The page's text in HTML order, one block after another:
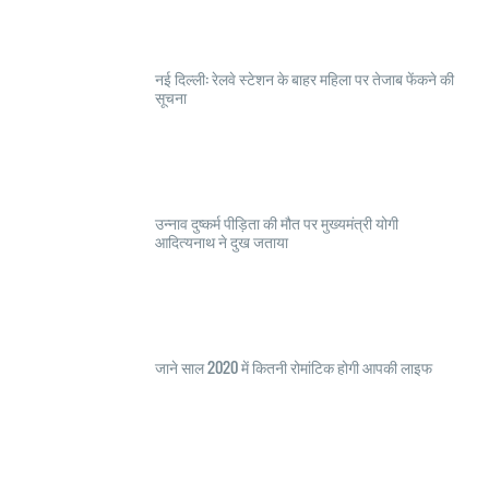
नई दिल्ली: रेलवे स्टेशन के बाहर महिला पर तेजाब फेंकने की
सूचना
उन्नाव दुष्कर्म पीड़िता की मौत पर मुख्यमंत्री योगी
आदित्यनाथ ने दुख जताया
जाने साल 2020 में कितनी रोमांटिक होगी आपकी लाइफ